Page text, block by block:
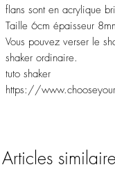
flans sont en acrylique
Taille 6cm épaisseur
Vous pouvez verser le
shaker ordinaire.
tuto shaker
https://
Articles